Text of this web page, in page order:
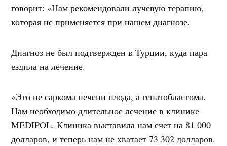
говорит: «Нам рекомендовали лучевую терапию,
которая не применяется при нашем диагнозе.
Диагноз не был подтвержден в Турции, куда пара
ездила на лечение.
«Это не саркома печени плода, а гепатобластома.
Нам необходимо длительное лечение в клинике
MEDIPOL. Клиника выставила нам счет на 81 000
долларов, и теперь нам не хватает 73 302 долларов.